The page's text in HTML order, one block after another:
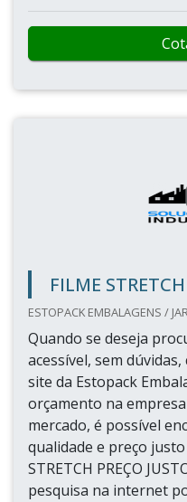
FILME
ESTOPACK EMBALAGENS /
Quando se deseja
acessível, sem
site da Estopack
orçamento na
mercado, é possível
qualidade e preço
STRETCH PREÇO
pesquisa na internet